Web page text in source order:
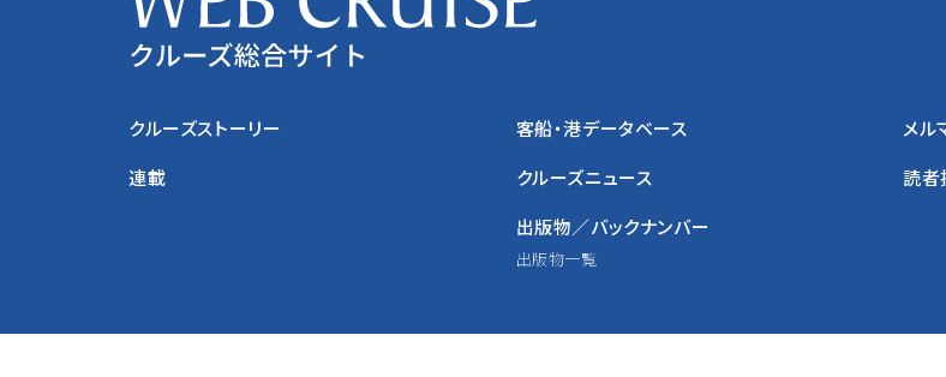
クルーズストーリー
連載
客船・港データベース
クルーズニュース
出版物／バックナンバー
出版物一覧
メル
読者